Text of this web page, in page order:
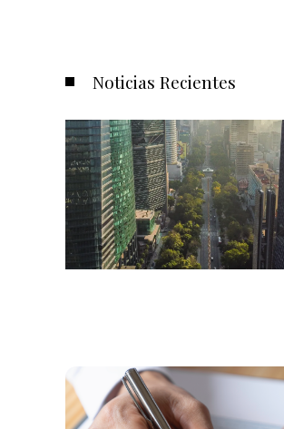
Noticias Recientes